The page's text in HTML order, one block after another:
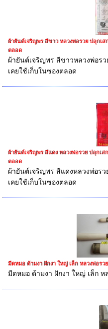
ผ้ายันต์เจริญพร สีขาว หลวงพ่อรวย ปลุกเ
ตลอด
ผ้ายันต์เจริญพร สีขาวหลวงพ่อร
เคยใช้เก็บในซองตลอด
ผ้ายันต์เจริญพร สีแดง หลวงพ่อรวย ปลุกเส
ตลอด
ผ้ายันต์เจริญพร สีแดงหลวงพ่อร
เคยใช้เก็บในซองตลอด
มีดหมอ ด้ามงา ฝักงา ใหญ่ เล็ก หลวงพ่อรว
มีดหมอ ด้ามงา ฝักงา ใหญ่ เล็ก ห